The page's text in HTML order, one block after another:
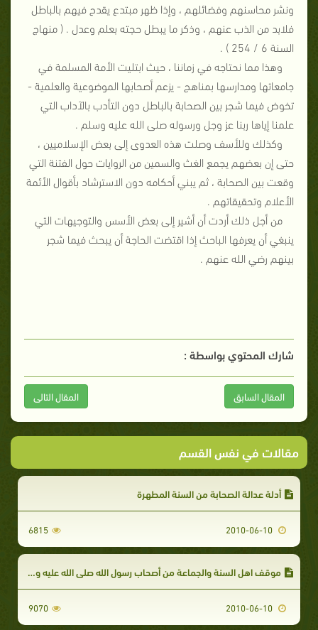
ونشر محاسنهم وفضائلهم ، وإذا ظهر مبتدع يقدح فيهم بالباطل
فلابد من الذب عنهم ، وذكر ما يبطل حجته بعلم وعدل . ( منهاج
السنة 6 / 254 ) .
وهذا مما نحتاجه في زماننا ، حيث ابتليت الأمة المسلمة في
جامعاتها ومدارسها بمناهج - يزعم أصحابها الموضوعية والعلمية -
تخوض فيما شجر بين الصحابة بالباطل دون التأدب بالآداب التي
علمنا إياها ربنا عز وجل ورسوله صلى الله عليه وسلم .
وكذلك وللأسف وصلت هذه العدوى إلى بعض الإسلاميين ،
حتى إن بعضهم يجمع الغث والسمين من الروايات حول الفتنة التي
وقعت بين الصحابة ، ثم يبني أحكامه دون الاسترشاد بأقوال الأئمة
الأعلام وتحقيقاتهم .
من أجل ذلك أردت أن أشير إلى بعض الأسس والتوجيهات التي
ينبغي أن يعرفها الباحث إذا اقتضت الحاجة أن يبحث فيما شجر
بينهم رضي الله عنهم .
شارك المحتوي بواسطة :
المقال السابق المقال التالى
مقالات في نفس القسم
أدلة عدالة الصحابة من السنة المطهرة
6815
موقف اهل السنة والجماعة من أصحاب رسول الله صلى الله عليه وسلم
9070